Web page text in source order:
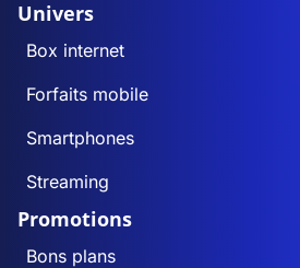
Univers
Box internet
Forfaits mobile
Smartphones
Streaming
Promotions
Bons plans